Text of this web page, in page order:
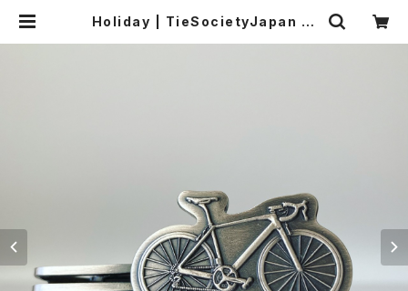
Holiday | TieSocietyJapan W